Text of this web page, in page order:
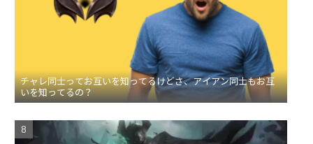
チャレ同士ってお互いを知ってるけどさ、アイアン同士もお互
いを知ってるの？